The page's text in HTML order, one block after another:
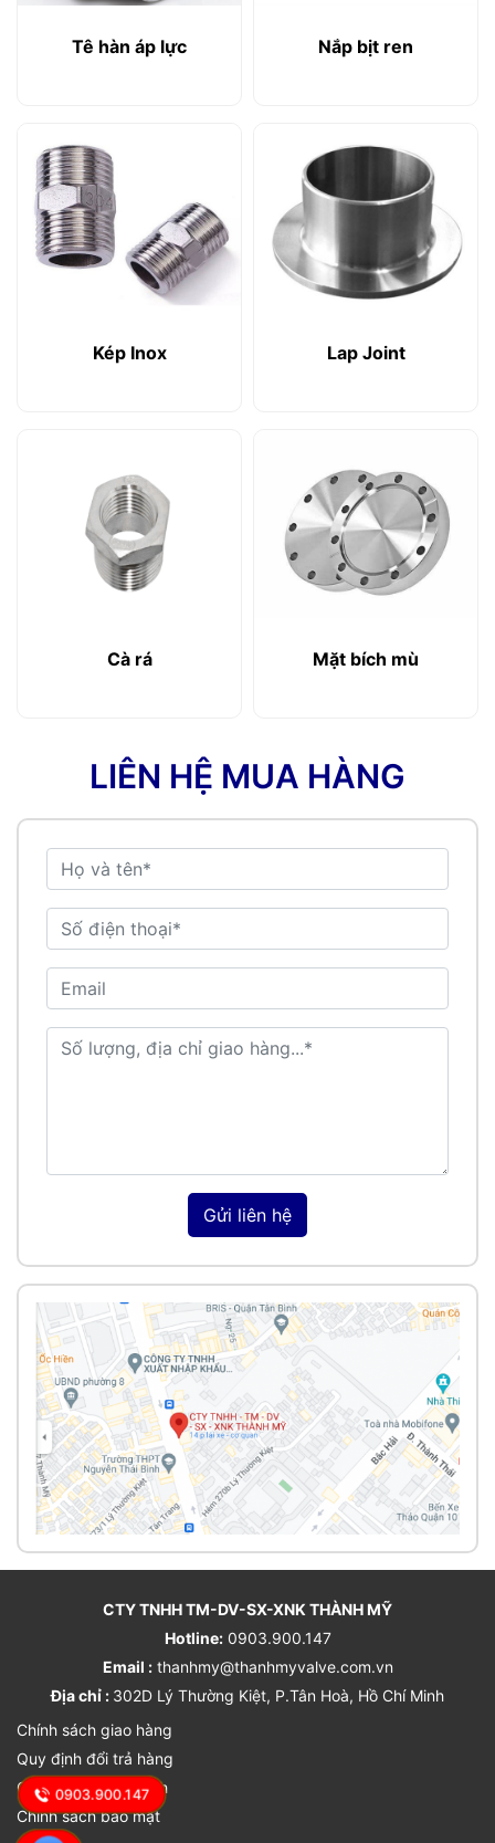
Tê hàn áp lực Nắp bịt ren
Kép Inox Lap Joint
Cà rá Mặt bích mù
LIÊN HỆ MUA HÀNG
Gửi liên hệ
CTY TNHH TM-DV-SX-XNK THÀNH MỸ
Hotline:0903.900.147
Email :thanhmy@thanhmyvalve.com.vn
Địa chỉ : 302D Lý Thường Kiệt, P.Tân Hoà, Hồ Chí Minh
Chính sách giao hàng
Quy định đổi trả hàng
Chính sách bảo hành
Chính sách bảo mật
0903.900.147